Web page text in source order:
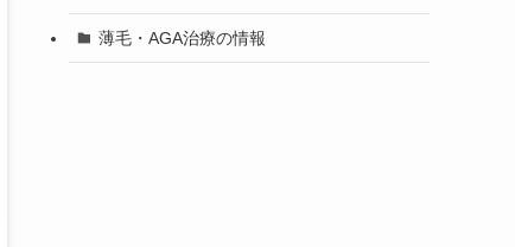
薄毛・AGA治療の情報